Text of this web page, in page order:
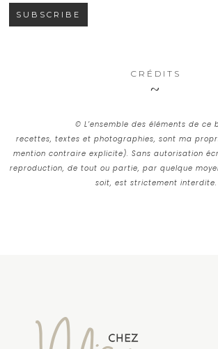
CRÉDITS
© L’ensemble des éléments de ce
recettes, textes et photographies, sont ma
mention contraire explicite). Sans autorisation
reproduction, de tout ou partie, par quelque
soit, est strictement interdite.